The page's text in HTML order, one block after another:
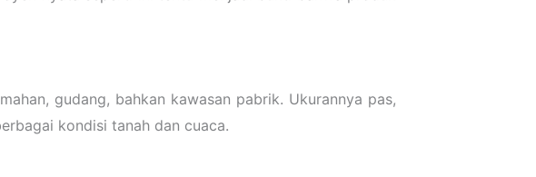
gudang, bahkan kawasan pabrik. Ukurannya pas,
kondisi tanah dan cuaca.